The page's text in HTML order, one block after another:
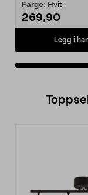
Farge: Hvit
269,90
Legg i